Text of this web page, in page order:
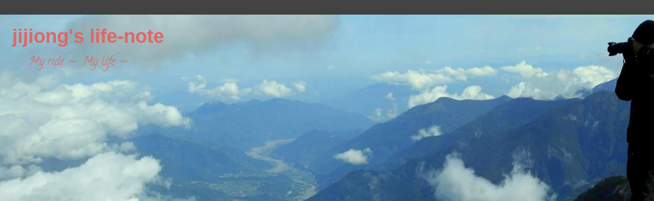
life-note
ride ～ My life ～